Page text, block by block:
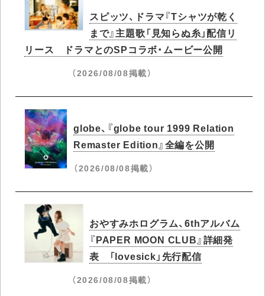
スピッツ、ドラマ『Tシャツが乾く
まで』主題歌「見知らぬ糸」配信リ
リース ドラマとのSPコラボ・ムービー公開
（2026/08/08掲載）
globe、『globe tour 1999 Relation
Remaster Edition』全編を公開
（2026/08/08掲載）
おやすみホログラム、6thアルバム
『PAPER MOON CLUB』詳細発
表 「lovesick」先行配信
（2026/08/08掲載）